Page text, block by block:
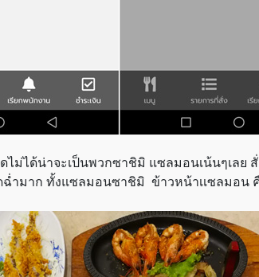
ไม่ได้น่าจะเป็นพวกซาชิมิ แซลมอนเน้นๆเลย
ฉ่ำมาก ทั้งแซลมอนซาชิมิ ข้าวหน้าเเซลมอน